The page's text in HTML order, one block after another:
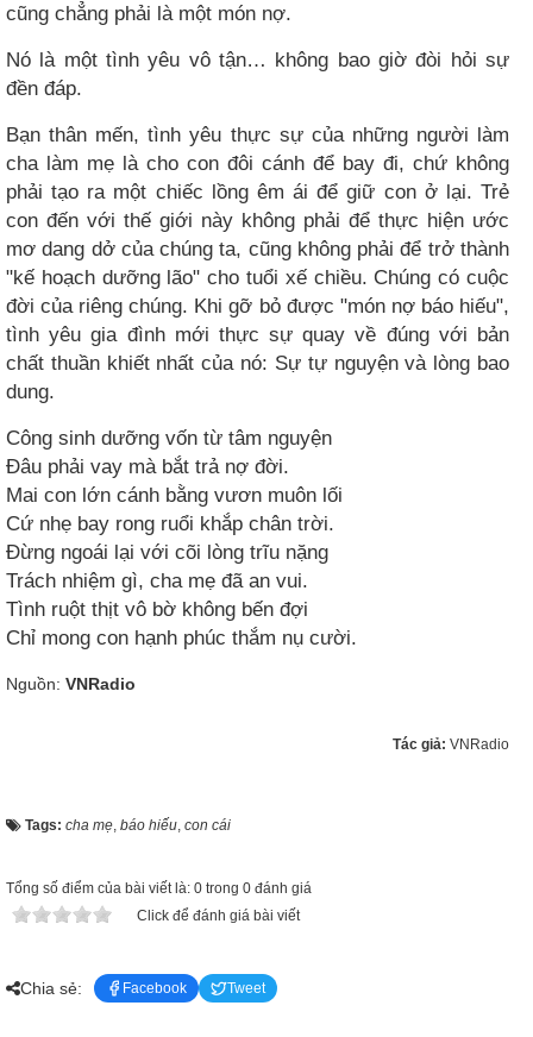
cũng chẳng phải là một món nợ.
Nó là một tình yêu vô tận… không bao giờ đòi hỏi sự
đền đáp.
Bạn thân mến, tình yêu thực sự của những người làm
cha làm mẹ là cho con đôi cánh để bay đi, chứ không
phải tạo ra một chiếc lồng êm ái để giữ con ở lại. Trẻ
con đến với thế giới này không phải để thực hiện ước
mơ dang dở của chúng ta, cũng không phải để trở thành
"kế hoạch dưỡng lão" cho tuổi xế chiều. Chúng có cuộc
đời của riêng chúng. Khi gỡ bỏ được "món nợ báo hiếu",
tình yêu gia đình mới thực sự quay về đúng với bản
chất thuần khiết nhất của nó: Sự tự nguyện và lòng bao
dung.
Công sinh dưỡng vốn từ tâm nguyện
Đâu phải vay mà bắt trả nợ đời.
Mai con lớn cánh bằng vươn muôn lối
Cứ nhẹ bay rong ruổi khắp chân trời.
Đừng ngoái lại với cõi lòng trĩu nặng
Trách nhiệm gì, cha mẹ đã an vui.
Tình ruột thịt vô bờ không bến đợi
Chỉ mong con hạnh phúc thắm nụ cười.
Nguồn: VNRadio
Tác giả: VNRadio
Tags: cha mẹ, báo hiếu, con cái
Tổng số điểm của bài viết là: 0 trong 0 đánh giá
Click để đánh giá bài viết
Chia sẻ: Facebook Tweet